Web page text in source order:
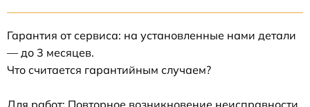
Гарантия от сервиса: на установленные нами детали
— до 3 месяцев.
Что считается гарантийным случаем?
Для работ: Повторное возникновение неисправности,